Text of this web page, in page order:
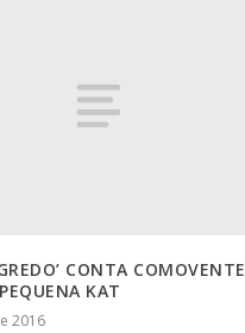
CONTA COMOVENTE
KAT
2016